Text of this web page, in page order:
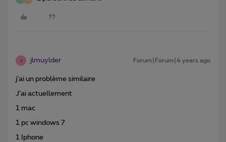
J jlmuylder Forum|Forum|4 years ago
j’ai un problème similaire
J’ai actuellement
1 mac
1 pc windows 7
1 Iphone